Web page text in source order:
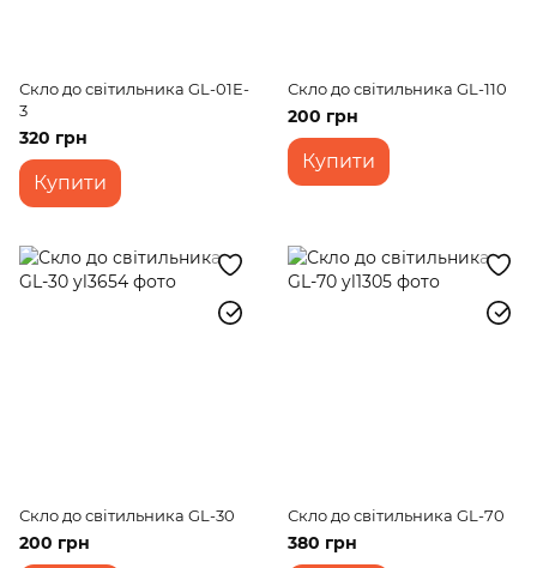
Скло до світильника GL-01E-
3
320 грн
Купити
Скло до світильника GL-110
200 грн
Купити
Скло до світильника GL-30
200 грн
Скло до світильника GL-70
380 грн